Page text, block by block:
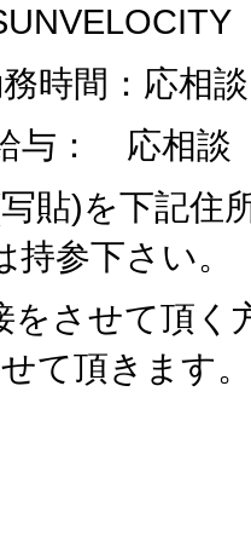
時間：応相談
与： 応相談
貼)を下記住
持参下さい。
をさせて頂く
て頂きます。